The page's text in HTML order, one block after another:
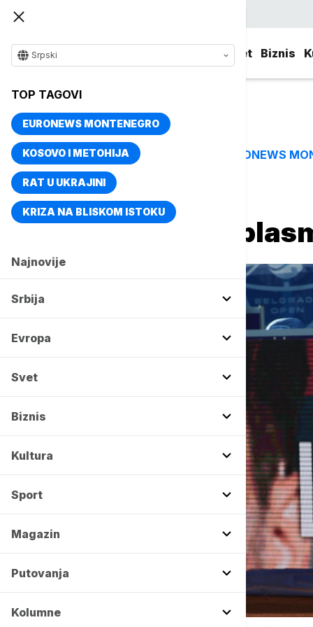
Svet Biznis
Srpski
TOP TAGOVI
EURONEWS MONTENEGRO
KOSOVO I METOHIJA
RAT U UKRAJINI
KRIZA NA BLISKOM ISTOKU
Najnovije
Srbija
Evropa
Svet
Biznis
Kultura
Sport
Magazin
Putovanja
Kolumne
TOP TAGOVI EURONEWS
Naslovna Sport
Lajović izborio